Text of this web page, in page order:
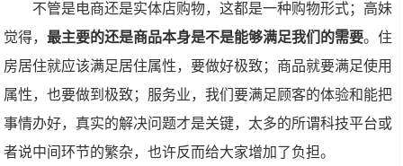
不管是电商还是实体店购物，这都是一种购物形式；高妹
觉得，最主要的还是商品本身是不是能够满足我们的需要。住
房居住就应该满足居住属性，要做好极致；商品就要满足使用
属性，也要做到极致；服务业，我们要满足顾客的体验和能把
事情办好，真实的解决问题才是关键，太多的所谓科技平台或
者说中间环节的繁杂，也许反而给大家增加了负担。